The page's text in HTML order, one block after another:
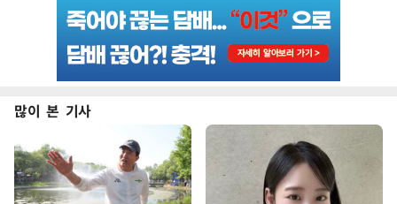
많이 본 기사